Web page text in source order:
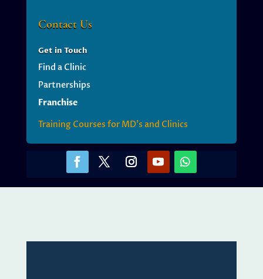
Contact Us
Get in Touch
Find a Clinic
Partnerships
Franchise
Training Courses for MD’s and Clinics